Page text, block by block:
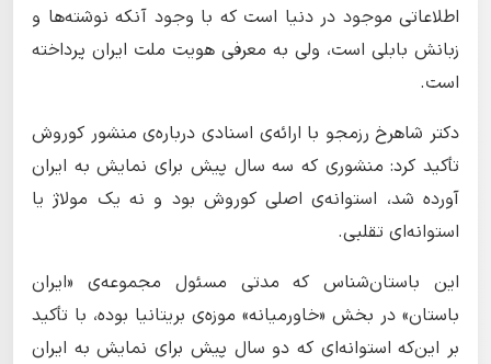
اطلاعاتی موجود در دنیا است که با وجود آنکه نوشته‌ها و
زبانش بابلی است، ولی به معرفی هویت ملت ایران پرداخته
است.
دکتر شاهرخ رزمجو با ارائه‌ی اسنادی درباره‌ی منشور کوروش
تأکید کرد: منشوری که سه سال پیش برای نمایش به ایران
آورده شد، استوانه‌ی اصلی کوروش بود و نه یک مولاژ یا
استوانه‌ای تقلبی.
این باستان‌شناس که مدتی مسئول مجموعه‌ی «ایران
باستان» در بخش «خاورمیانه‌» موزه‌ی بریتانیا بوده، با تأکید
بر این‌که استوانه‌ای که دو سال پیش برای نمایش به ایران